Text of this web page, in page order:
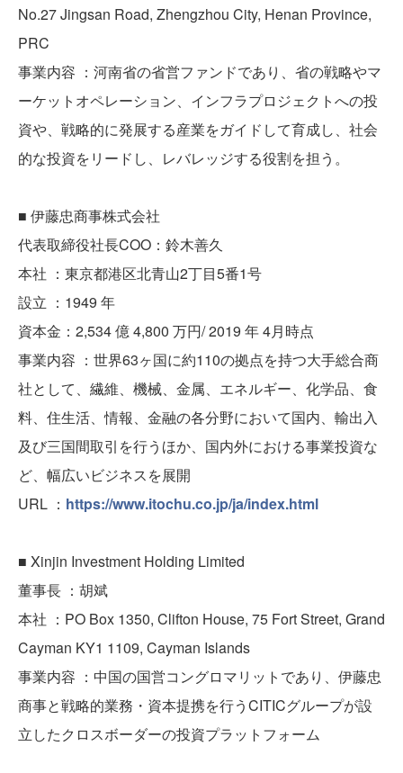
No.27 Jingsan Road, Zhengzhou City, Henan Province,
PRC
事業内容 ：河南省の省営ファンドであり、省の戦略やマ
ーケットオペレーション、インフラプロジェクトへの投
資や、戦略的に発展する産業をガイドして育成し、社会
的な投資をリードし、レバレッジする役割を担う。
■ 伊藤忠商事株式会社
代表取締役社長COO：鈴木善久
本社 ：東京都港区北青山2丁目5番1号
設立 ：1949 年
資本金：2,534 億 4,800 万円/ 2019 年 4月時点
事業内容 ：世界63ヶ国に約110の拠点を持つ大手総合商
社として、繊維、機械、金属、エネルギー、化学品、食
料、住生活、情報、金融の各分野において国内、輸出入
及び三国間取引を行うほか、国内外における事業投資な
ど、幅広いビジネスを展開
URL ： https://www.itochu.co.jp/ja/index.html
■ Xinjin Investment Holding Limited
董事長 ：胡斌
本社 ：PO Box 1350, Clifton House, 75 Fort Street, Grand
Cayman KY1 1109, Cayman Islands
事業内容 ：中国の国営コングロマリットであり、伊藤忠
商事と戦略的業務・資本提携を行うCITICグループが設
立したクロスボーダーの投資プラットフォーム